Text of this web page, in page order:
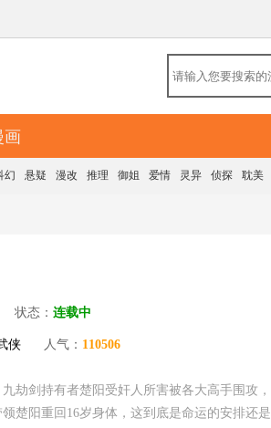
画
幻 悬疑 漫改 推理 御姐 爱情 灵异 侦探 耽美
状态： 连载中
侠 人气： 110506
劫剑持有者楚阳受奸人所害被各大高手围攻，
楚阳重回16岁身体，这到底是命运的安排还是